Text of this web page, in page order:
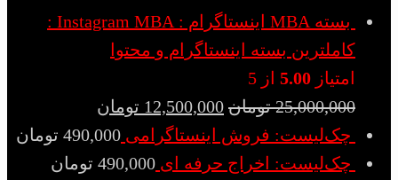
بسته MBA اینستاگرام : Instagram MBA :
کاملترین بسته اینستاگرام و محتوا
امتیاز 5.00 از 5
25,000,000 تومان 12,500,000 تومان
چک‌لیست: فروش اینستاگرامی 490,000 تومان
چک‌لیست: اخراج حرفه ای 490,000 تومان